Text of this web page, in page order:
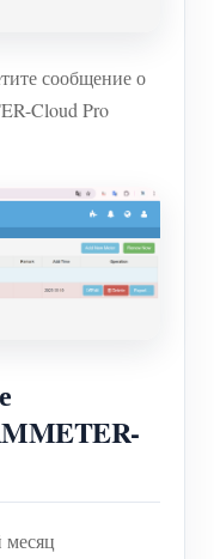
сообщение о
Cloud Pro
месяц